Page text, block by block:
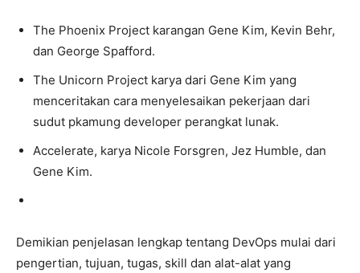
The Phoenix Project karangan Gene Kim, Kevin Behr,
dan George Spafford.
The Unicorn Project karya dari Gene Kim yang
menceritakan cara menyelesaikan pekerjaan dari
sudut pkamung developer perangkat lunak.
Accelerate, karya Nicole Forsgren, Jez Humble, dan
Gene Kim.
Demikian penjelasan lengkap tentang DevOps mulai dari
pengertian, tujuan, tugas, skill dan alat-alat yang